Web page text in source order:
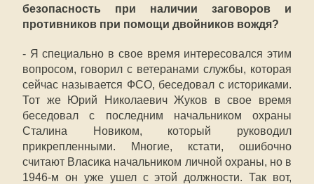
безопасность при наличии заговоров и
противников при помощи двойников вождя?
- Я специально в свое время интересовался этим
вопросом, говорил с ветеранами службы, которая
сейчас называется ФСО, беседовал с историками.
Тот же Юрий Николаевич Жуков в свое время
беседовал с последним начальником охраны
Сталина Новиком, который руководил
прикрепленными. Многие, кстати, ошибочно
считают Власика начальником личной охраны, но в
1946-м он уже ушел с этой должности. Так вот,